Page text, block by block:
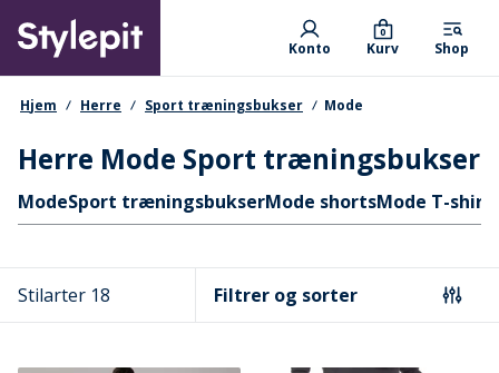
main
content
Primary departments
Konto Kurv
0
Shop
navigationssti
Hjem Herre Sport træningsbukser Mode
Herre Mode Sport træningsbukser
Hurtige links
ModeSport træningsbukserMode shortsMode T-
Stilarter 18 Filtrer og sorter